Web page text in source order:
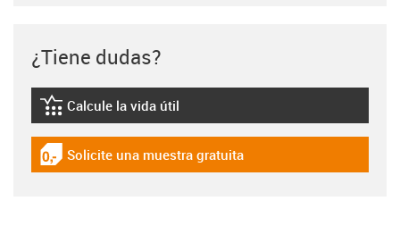
¿Tiene dudas?
igus-icon-lebensdauerrechner
Calcule la vida útil
igus-icon-gratismuster
Solicite una muestra gratuita